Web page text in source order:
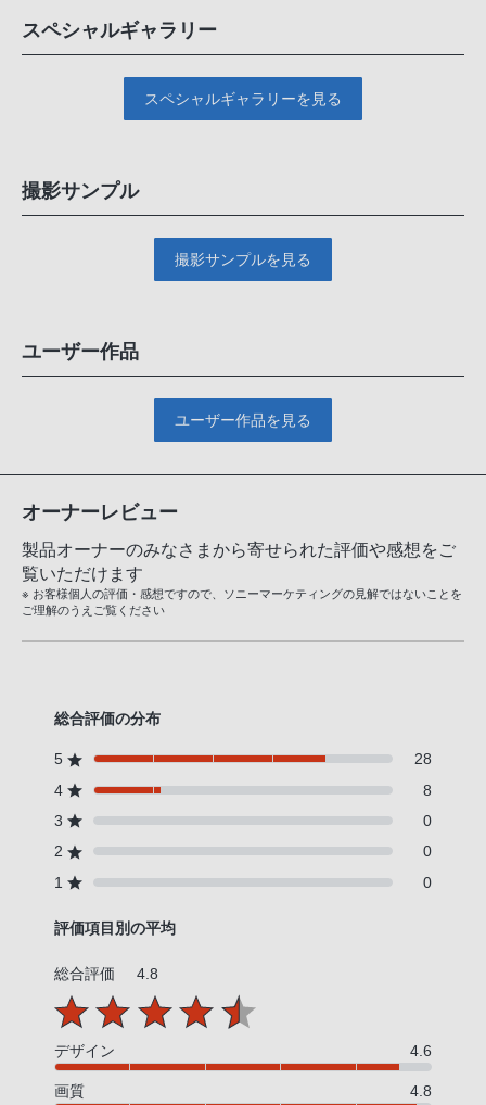
スペシャルギャラリー
スペシャルギャラリーを見る
撮影サンプル
撮影サンプルを見る
ユーザー作品
ユーザー作品を見る
オーナーレビュー
製品オーナーのみなさまから寄せられた評価や感想をご
覧いただけます
※ お客様個人の評価・感想ですので、ソニーマーケティングの見解ではないことを
ご理解のうえご覧ください
総合評価の分布
5
28
4
8
3
0
2
0
1
0
評価項目別の平均
総合評価 4.8
デザイン 4.6
画質 4.8